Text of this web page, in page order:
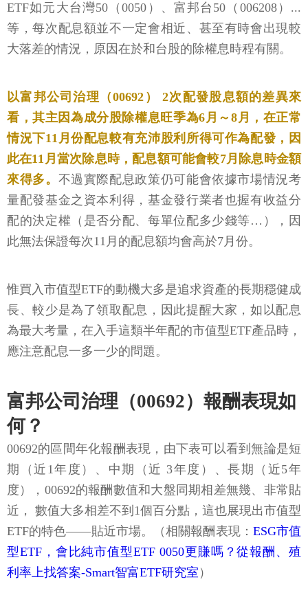
ETF如元大台灣50（0050）、富邦台50（006208）...
等，每次配息額並不一定會相近、甚至有時會出現較
大落差的情況，原因在於和台股的除權息時程有關。
以富邦公司治理（00692） 2次配發股息額的差異來
看，其主因為成分股除權息旺季為6月～8月，在正常
情況下11月份配息較有充沛股利所得可作為配發，因
此在11月當次除息時，配息額可能會較7月除息時金額
來得多。 不過實際配息政策仍可能會依據市場情況考
量配發基金之資本利得，基金發行業者也握有收益分
配的決定權（是否分配、每單位配多少錢等…），因
此無法保證每次11月的配息額均會高於7月份。
惟買入市值型ETF的動機大多是追求資產的長期穩健成
長、較少是為了領取配息，因此提醒大家，如以配息
為最大考量，在入手這類半年配的市值型ETF產品時，
應注意配息一多一少的問題。
富邦公司治理（00692）報酬表現如
何？
00692的區間年化報酬表現，由下表可以看到無論是短
期（近1年度）、中期（近 3年度）、長期（近5年
度），00692的報酬數值和大盤同期相差無幾、非常貼
近， 數值大多相差不到1個百分點，這也展現出市值型
ETF的特色——貼近市場。（相關報酬表現： ESG市值
型ETF，會比純市值型ETF 0050更賺嗎？從報酬、殖
利率上找答案-Smart智富ETF研究室 ）